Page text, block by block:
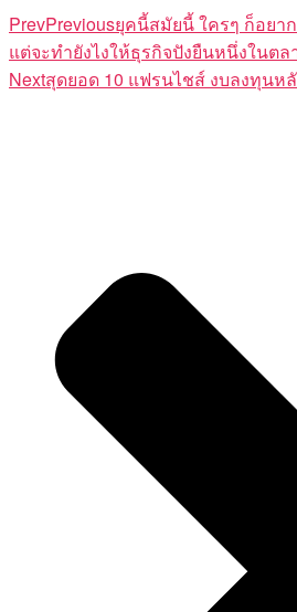
Prev Previous
ยุคนี้สมัยนี้ ใครๆ ก็อยา
แต่จะทำยังไงให้ธุรกิจปังยืนหนึ่งในตล
Nextสุดยอด 10 แฟรนไชส์ งบลงทุนห